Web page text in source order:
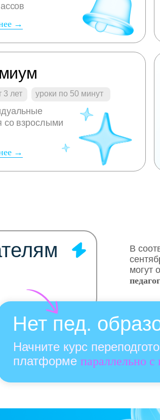
→
3 лет уроки по 50 минут
со взрослыми
→
В
могут
Начните курс
платформе параллельно с
Нет пед.